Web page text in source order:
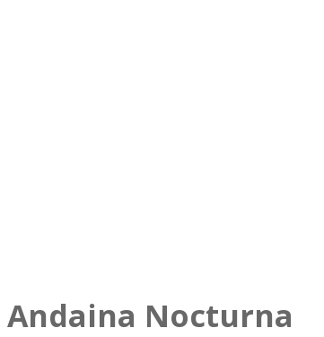
Andaina Nocturna